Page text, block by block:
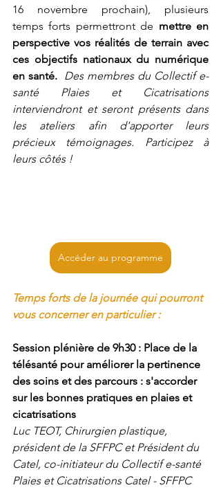
16 novembre prochain), plusieurs
temps forts permettront de mettre en
perspective vos réalités de terrain avec
ces objectifs nationaux du numérique
en santé. Des membres du Collectif e-
santé Plaies et Cicatrisations
interviendront et seront présents dans
les ateliers afin d'apporter leurs
précieux témoignages. Participez à
leurs côtés !
Accéder au programme
Temps forts de la journée qui pourront
vous concerner en particulier :
Session plénière de 9h30 : Place de la
télésanté pour améliorer la pertinence
des soins et des parcours : s'accorder
sur les bonnes pratiques en plaies et
cicatrisations
Luc TEOT, Chirurgien plastique,
président de la SFFPC et Président du
Catel, co-initiateur du Collectif e-santé
Plaies et Cicatrisations Catel - SFFPC